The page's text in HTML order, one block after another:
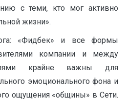
с теми, кто мог активно
жизни».
«Фидбек» и все формы
компании и между
крайне важны для
эмоционального фона и
ощущения «общины» в Сети.